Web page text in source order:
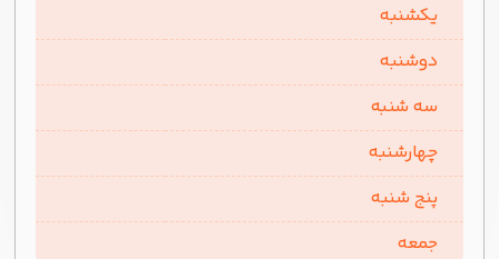
یکشنبه
دوشنبه
سه شنبه
چهارشنبه
پنج شنبه
جمعه